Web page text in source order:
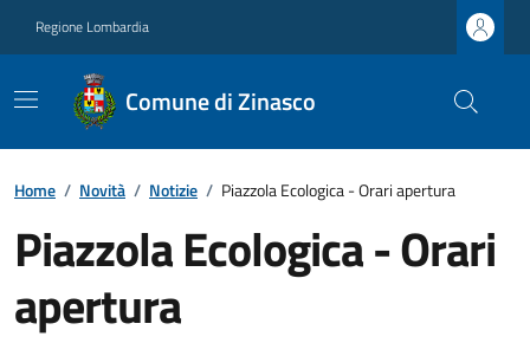
Regione Lombardia
Comune di Zinasco
Home / Novità / Notizie / Piazzola Ecologica - Orari apertura
Piazzola Ecologica - Orari
apertura